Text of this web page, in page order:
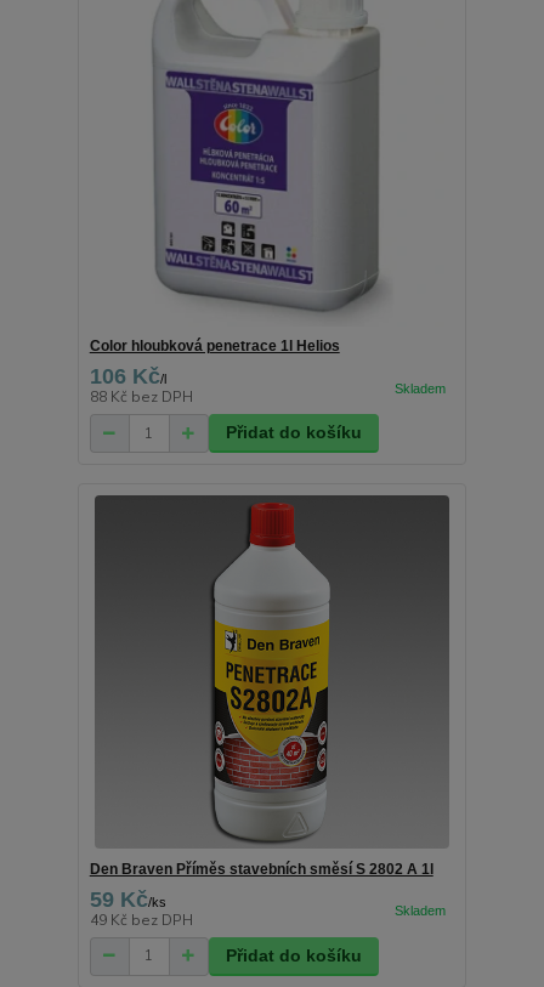
Color hloubková penetrace 1l Helios
106 Kč/l
88 Kč bez DPH
Přidat do košíku
Den Braven Příměs stavebních směsí S 2802 A 1l
59 Kč/ks
49 Kč bez DPH
Přidat do košíku